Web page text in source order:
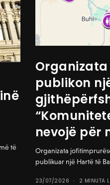
publikon
nevojë për
Organizata
publikuar një Hartë të
23/07/2026 2 MINUTA
të